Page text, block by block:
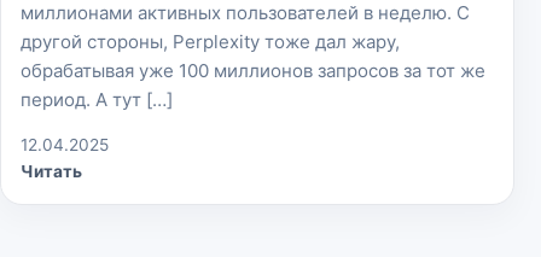
миллионами активных пользователей в неделю. С
другой стороны, Perplexity тоже дал жару,
обрабатывая уже 100 миллионов запросов за тот же
период. А тут […]
12.04.2025
Читать